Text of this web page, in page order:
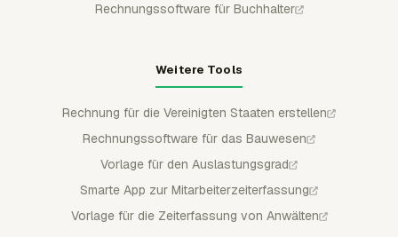
Rechnungssoftware für Buchhalter
Weitere Tools
Rechnung für die Vereinigten Staaten erstellen
Rechnungssoftware für das Bauwesen
Vorlage für den Auslastungsgrad
Smarte App zur Mitarbeiterzeiterfassung
Vorlage für die Zeiterfassung von Anwälten